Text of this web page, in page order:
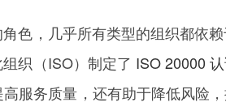
，几乎所有类型的组织都依赖
织（ISO）制定了 ISO 20000
服务质量，还有助于降低风险